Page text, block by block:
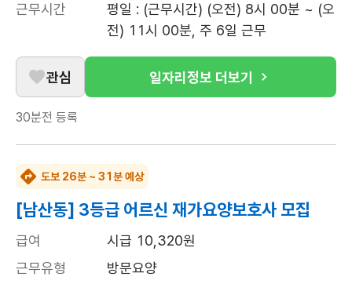
근무시간
평일 : (근무시간) (오전) 8시 00분 ~ (오
전) 11시 00분, 주 6일 근무
관심 일자리정보 더보기
30분전 등록
도보 26분 ~ 31분 예상
[남산동] 3등급 어르신 재가요양보호사 모집
급여
시급 10,320원
근무유형
방문요양